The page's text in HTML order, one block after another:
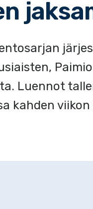
Luennot
kahden viikon